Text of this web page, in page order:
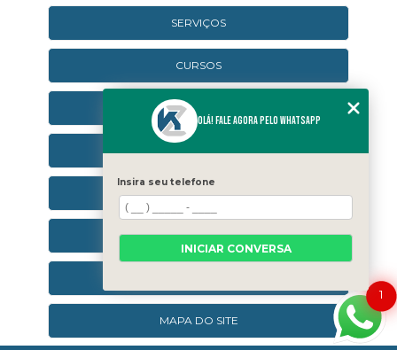
SERVIÇOS
CURSOS
CURSOS ONLINE
CONTATO
CATEGORIAS
MAPA DO SITE
1
Olá! Fale agora pelo WhatsApp
Insira seu telefone
INICIAR CONVERSA